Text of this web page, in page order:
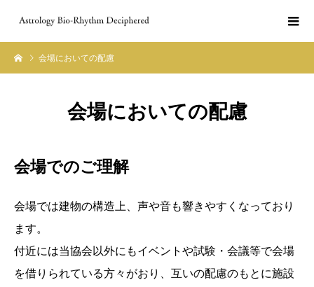
会場においての配慮
会場においての配慮
会場でのご理解
会場では建物の構造上、声や音も響きやすくなっており
ます。
付近には当協会以外にもイベントや試験・会議等で会場
を借りられている方々がおり、互いの配慮のもとに施設